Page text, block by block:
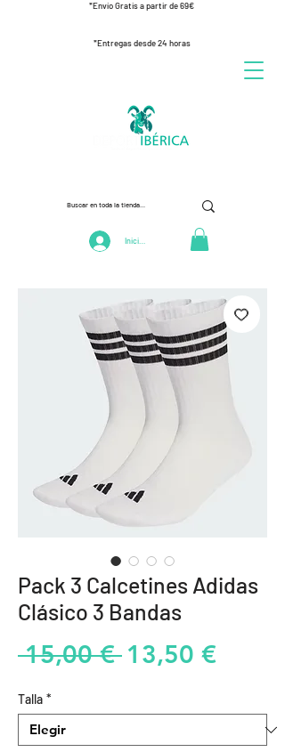
*Envío Gratis a partir de 69€
*Entregas desde 24 horas
Iniciar Sesión
Pack 3 Calcetines Adidas
Clásico 3 Bandas
15,00 € Precio
13,50 €Precio
oferta
Talla *